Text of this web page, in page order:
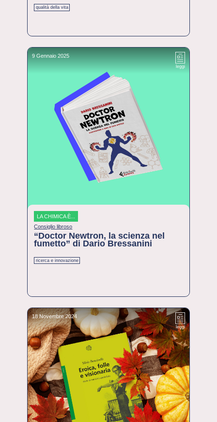
qualità della vita
9 Gennaio 2025
leggi
LA CHIMICA È...
Consiglio libroso
“Doctor Newtron, la scienza nel
fumetto” di Dario Bressanini
ricerca e innovazione
18 Novembre 2024
leggi